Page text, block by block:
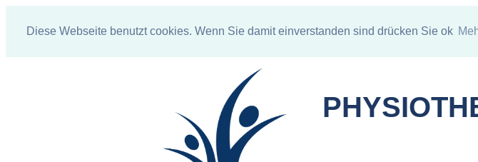
Diese Webseite benutzt cookies. Wenn Sie damit einverstanden sind drücken Sie ok